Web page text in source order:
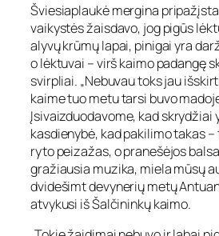
Šviesiaplaukė mergina
vaikystės žaisdavo, jog pigūs
alyvų krūmų lapai, pinigai yra
o lėktuvai – virš kaimo padangę
svirpliai. „Nebuvau toks jau
kaime tuo metu tarsi buvo
Įsivaizduodavome, kad skrydžiai
kasdienybė, kad pakilimo takas
ryto peizažas, o pranešėjos
gražiausia muzika, miela mūsų
dvidešimt devynerių metų
atvykusi iš Šalčininkų kaimo.